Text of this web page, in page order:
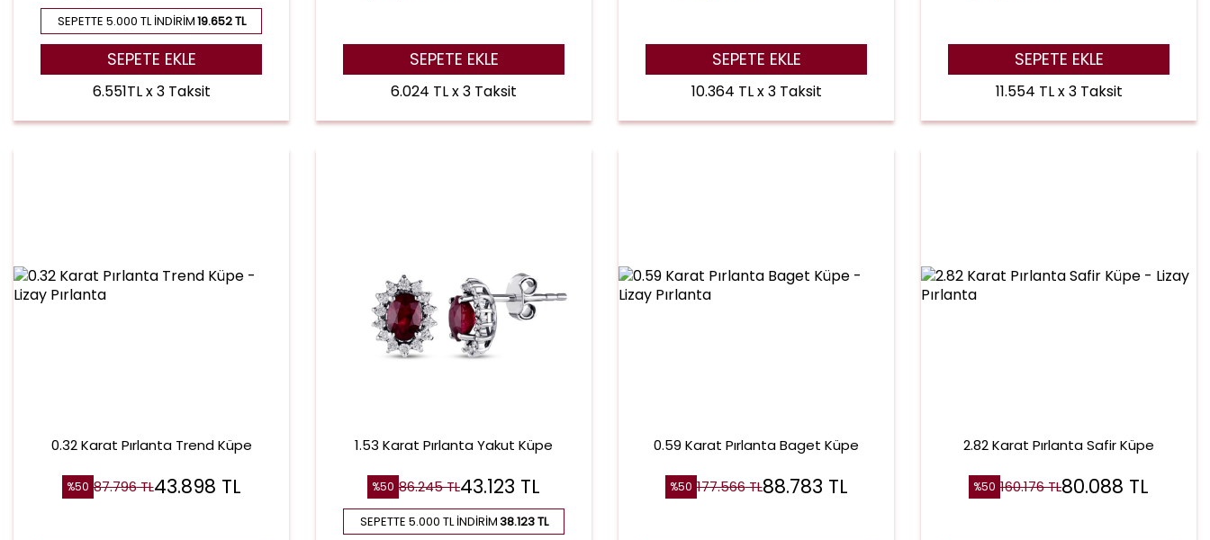
SEPETTE 5.000 TL İNDIRIM19.652 TL
SEPETE EKLE
6.551TL x 3 Taksit
SEPETE EKLE
6.024 TL x 3 Taksit
SEPETE EKLE
10.364 TL x 3 Taksit
SEPETE EKLE
11.554 TL x 3 Taksit
0.32 Karat Pırlanta Trend Küpe
%50 87.796TL43.898 TL
1.53 Karat Pırlanta Yakut Küpe
%50 86.245TL43.123 TL
SEPETTE 5.000 TL İNDIRIM38.123 TL
0.59 Karat Pırlanta Baget Küpe
%50 177.566TL88.783 TL
2.82 Karat Pırlanta Safir Küpe
%50 160.176TL80.088 TL